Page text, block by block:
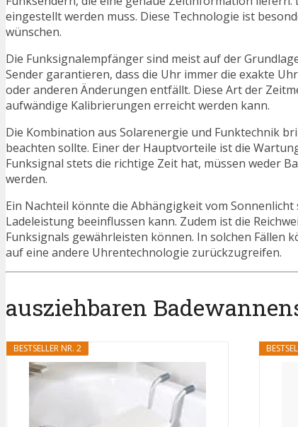
eingestellt werden muss. Diese Technologie ist
wünschen.
Die Funksignalempfänger sind meist auf der
Sender garantieren, dass die Uhr immer die exakte
oder anderen Änderungen entfällt. Diese Art der
aufwändige Kalibrierungen erreicht werden kann.
Die Kombination aus Solarenergie und Funktechnik
beachten sollte. Einer der Hauptvorteile ist die
Funksignal stets die richtige Zeit hat, müssen weder
werden.
Ein Nachteil könnte die Abhängigkeit vom
Ladeleistung beeinflussen kann. Zudem ist die
Funksignals gewährleisten können. In solchen Fällen
auf eine andere Uhrentechnologie zurückzugreifen.
ausziehbaren
BESTSELLER NR. 2